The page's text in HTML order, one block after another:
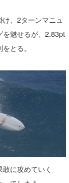
、2ターンマニュ
を魅せるが、2.83pt
とる。
に攻めていく